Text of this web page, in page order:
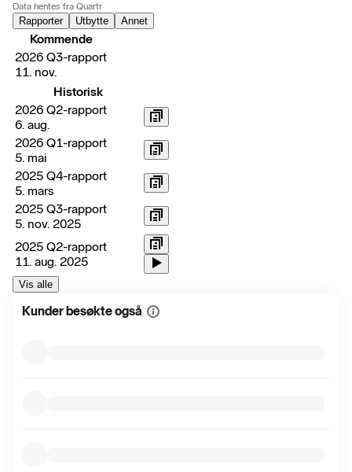
Data hentes fra Quartr
Rapporter Utbytte Annet
Kommende
2026 Q3-rapport
11. nov.
Historisk
2026 Q2-rapport
6. aug.
2026 Q1-rapport
5. mai
2025 Q4-rapport
5. mars
2025 Q3-rapport
5. nov. 2025
2025 Q2-rapport
11. aug. 2025
Vis alle
Kunder besøkte også Vis